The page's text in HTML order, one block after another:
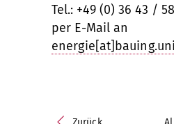
Tel.: +49 (0) 36 43 /
per E-Mail an